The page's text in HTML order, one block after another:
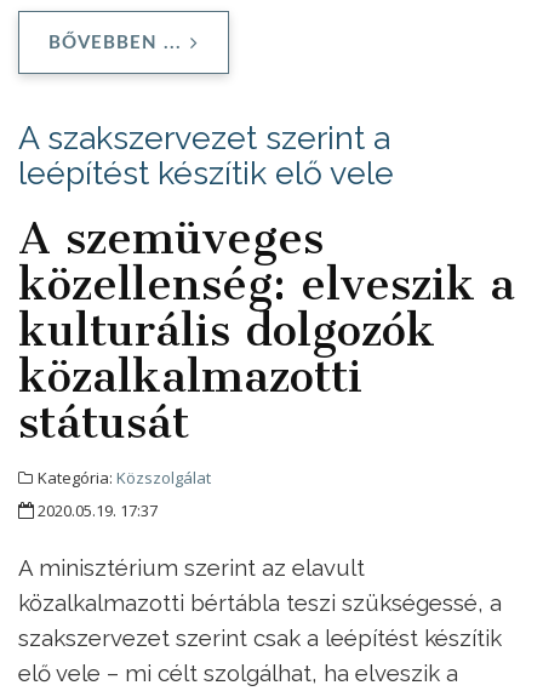
BŐVEBBEN ...
A szakszervezet szerint a
leépítést készítik elő vele
A szemüveges
közellenség: elveszik a
kulturális dolgozók
közalkalmazotti
státusát
Kategória: Közszolgálat
2020.05.19. 17:37
A minisztérium szerint az elavult
közalkalmazotti bértábla teszi szükségessé, a
szakszervezet szerint csak a leépítést készítik
elő vele – mi célt szolgálhat, ha elveszik a